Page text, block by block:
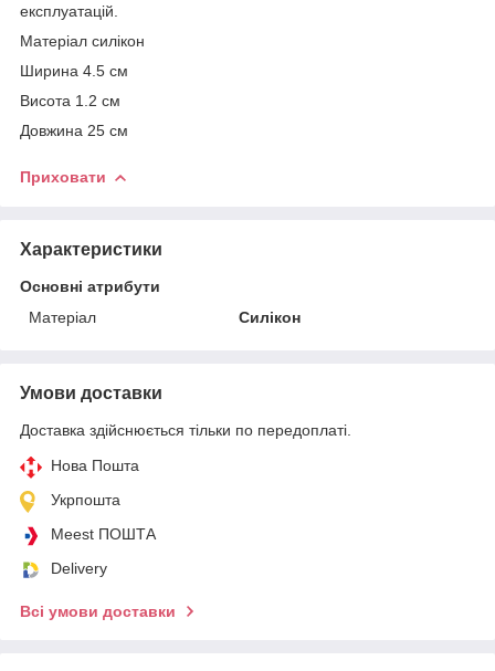
експлуатацій.
Матеріал силікон
Ширина 4.5 см
Висота 1.2 см
Довжина 25 см
Приховати
Характеристики
Основні атрибути
Матеріал
Силікон
Умови доставки
Доставка здійснюється тільки по передоплаті.
Нова Пошта
Укрпошта
Meest ПОШТА
Delivery
Всі умови доставки